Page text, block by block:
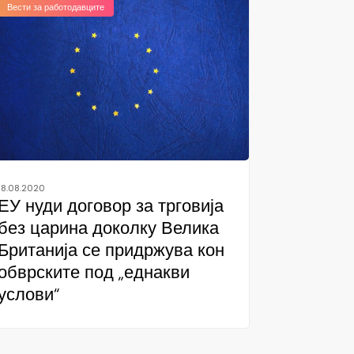
Вести за работодавците
нуди договор за трговија
царина доколку Велика
се придржува кон
под „еднакви